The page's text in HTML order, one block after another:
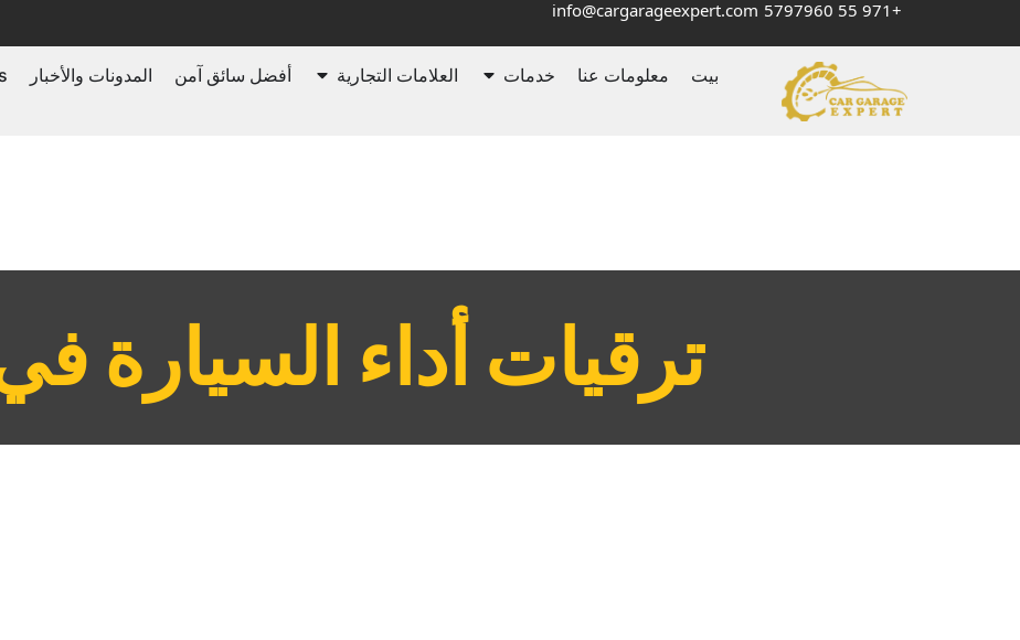
+971 55 5797960
info@cargarageexpert.com
بيت معلومات عنا خدمات العلامات التجارية أفضل سائق آمن المدونات والأخبار
‏ترقيات أداء السيارة